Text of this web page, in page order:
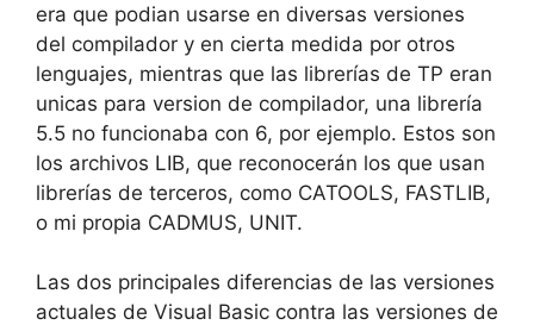
era que podian usarse en diversas versiones
del compilador y en cierta medida por otros
lenguajes, mientras que las librerías de TP eran
unicas para version de compilador, una librería
5.5 no funcionaba con 6, por ejemplo. Estos son
los archivos LIB, que reconocerán los que usan
librerías de terceros, como CATOOLS, FASTLIB,
o mi propia CADMUS, UNIT.
Las dos principales diferencias de las versiones
actuales de Visual Basic contra las versiones de